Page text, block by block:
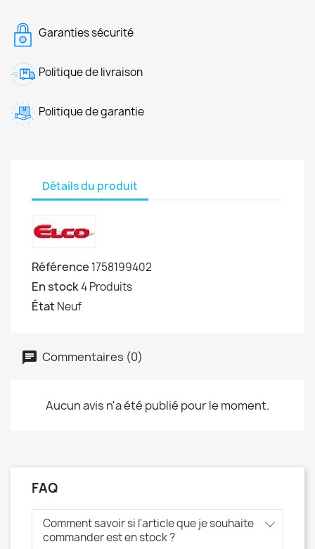
Garanties sécurité
Politique de livraison
Politique de garantie
Détails du produit
Référence 1758199402
En stock4 Produits
ÉtatNeuf
Commentaires (0)
Aucun avis n'a été publié pour le moment.
FAQ
Comment savoir si l'article que je souhaite
commander est en stock ?